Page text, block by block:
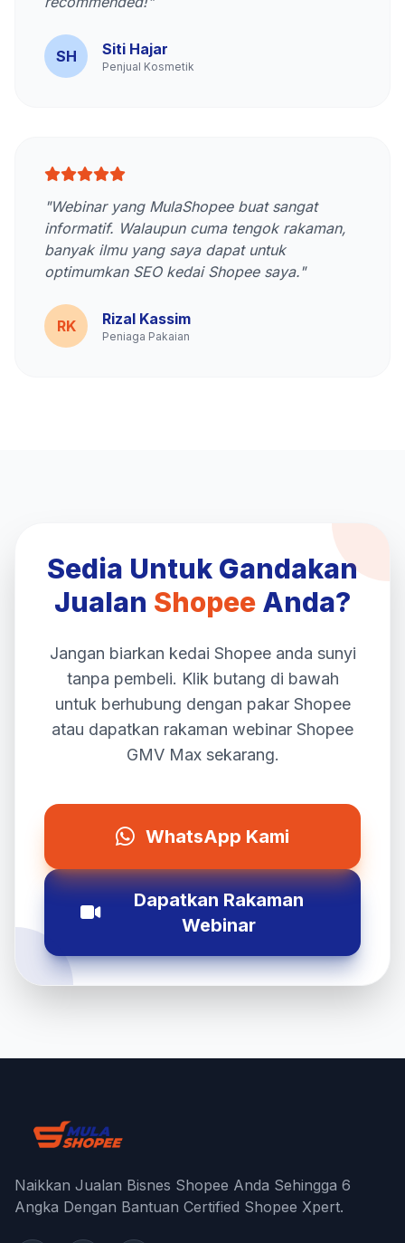
SH Siti Hajar
Penjual Kosmetik
"Webinar yang MulaShopee buat sangat
informatif. Walaupun cuma tengok rakaman,
banyak ilmu yang saya dapat untuk
optimumkan SEO kedai Shopee saya."
RK Rizal Kassim
Peniaga Pakaian
Sedia Untuk Gandakan
Jualan Shopee Anda?
Jangan biarkan kedai Shopee anda sunyi
tanpa pembeli. Klik butang di bawah
untuk berhubung dengan pakar Shopee
atau dapatkan rakaman webinar Shopee
GMV Max sekarang.
WhatsApp Kami
Dapatkan Rakaman
Webinar
Naikkan Jualan Bisnes Shopee Anda Sehingga 6
Angka Dengan Bantuan Certified Shopee Xpert.